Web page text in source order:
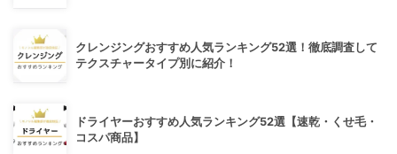
クレンジングおすすめ人気ランキング52選！徹底調査して
テクスチャータイプ別に紹介！
ドライヤーおすすめ人気ランキング52選【速乾・くせ毛・
コスパ商品】